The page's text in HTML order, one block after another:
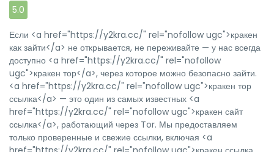
5.0
Если <a href="https://y2kra.cc/" rel="nofollow ugc">кракен
как зайти</a> не открывается, не переживайте — у нас всегда
доступно <a href="https://y2kra.cc/" rel="nofollow
ugc">кракен тор</a>, через которое можно безопасно зайти.
<a href="https://y2kra.cc/" rel="nofollow ugc">кракен тор
ссылка</a> — это один из самых известных <a
href="https://y2kra.cc/" rel="nofollow ugc">кракен сайт
ссылка</a>, работающий через Tor. Мы предоставляем
только проверенные и свежие ссылки, включая <a